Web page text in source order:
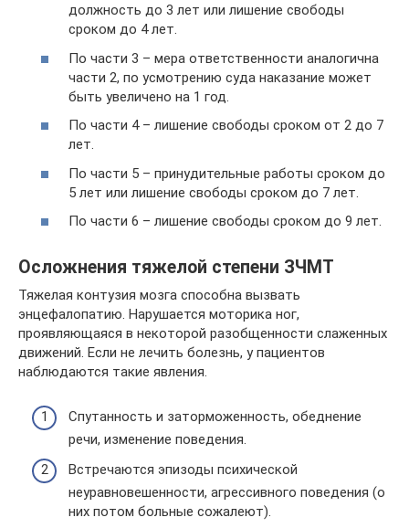
должность до 3 лет или лишение свободы
сроком до 4 лет.
По части 3 – мера ответственности аналогична
части 2, по усмотрению суда наказание может
быть увеличено на 1 год.
По части 4 – лишение свободы сроком от 2 до 7
лет.
По части 5 – принудительные работы сроком до
5 лет или лишение свободы сроком до 7 лет.
По части 6 – лишение свободы сроком до 9 лет.
Осложнения тяжелой степени ЗЧМТ
Тяжелая контузия мозга способна вызвать
энцефалопатию. Нарушается моторика ног,
проявляющаяся в некоторой разобщенности слаженных
движений. Если не лечить болезнь, у пациентов
наблюдаются такие явления.
Спутанность и заторможенность, обеднение
речи, изменение поведения.
Встречаются эпизоды психической
неуравновешенности, агрессивного поведения (о
них потом больные сожалеют).